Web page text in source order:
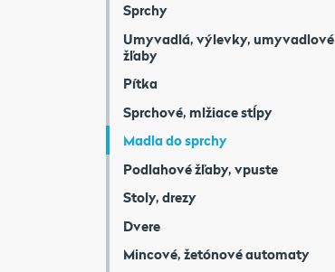
Sprchy
Umyvadlá, výlevky, umyvadlové
žľaby
Pítka
Sprchové, mlžiace stĺpy
Madla do sprchy
Podlahové žľaby, vpuste
Stoly, drezy
Dvere
Mincové, žetónové automaty